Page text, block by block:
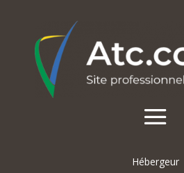
Hébergeur